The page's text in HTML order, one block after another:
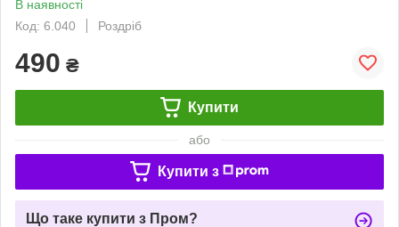
В наявності
Код: 6.040
Роздріб
490 ₴
Купити
або
Купити з
Що таке купити з Пром?